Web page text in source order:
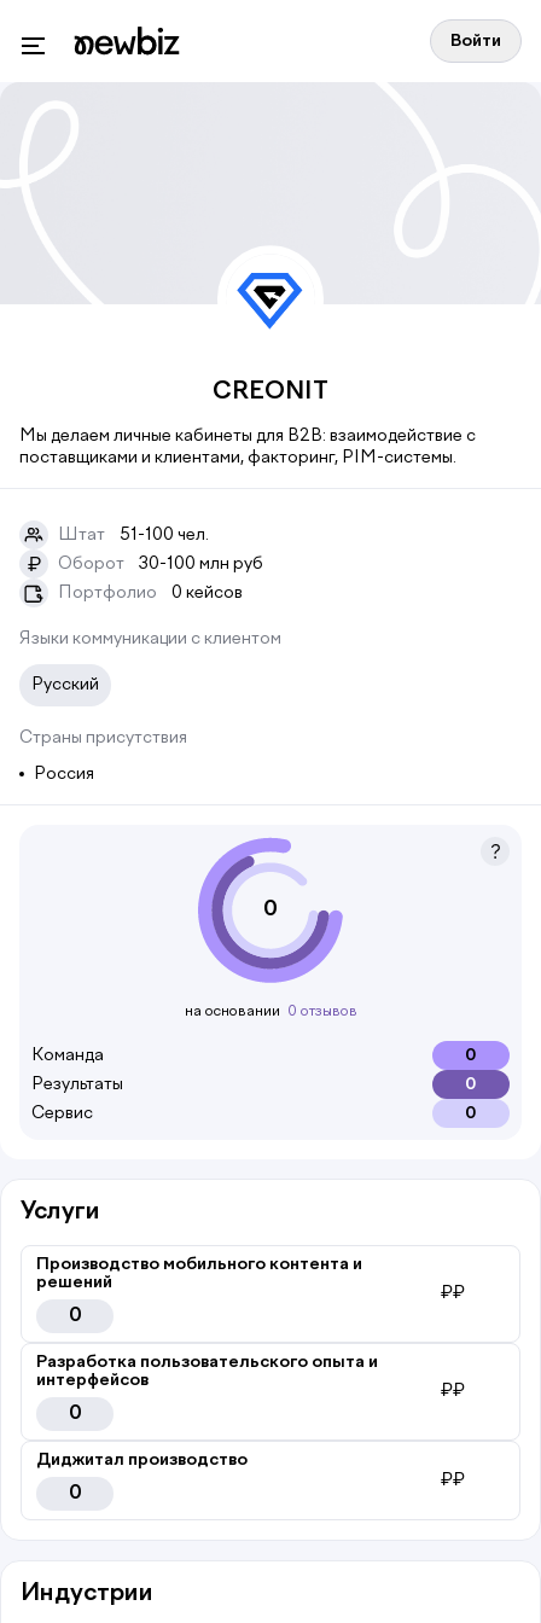
Войти
CREONIT
Мы делаем личные кабинеты для B2B: взаимодействие с
поставщиками и клиентами, факторинг, PIM-системы.
Штат 51-100 чел.
₽ Оборот
30-100 млн руб
Портфолио
0 кейсов
Языки коммуникации с клиентом
Русский
Страны присутствия
Россия
0
на основании 0 отзывов
Команда
0
Результаты
0
Сервис
0
Услуги
Производство мобильного контента и
решений
0
₽₽
Разработка пользовательского опыта и
интерфейсов
0
₽₽
Диджитал производство
0
₽₽
Индустрии